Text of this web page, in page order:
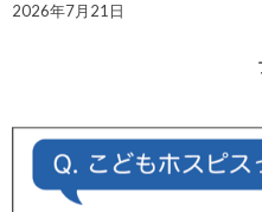
2026年7月21日